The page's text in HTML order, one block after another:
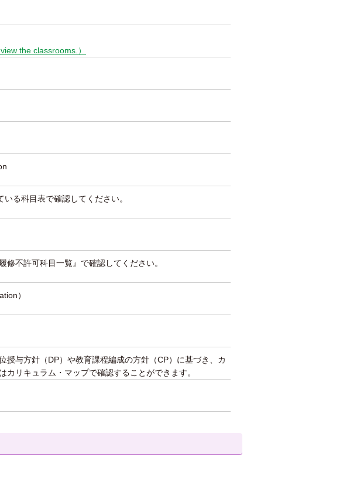
the classrooms.）
る科目表で確認してください。
不許可科目一覧』で確認してください。
）
授与方針（DP）や教育課程編成の方針（CP）に基づき、カ
カリキュラム・マップで確認することができます。